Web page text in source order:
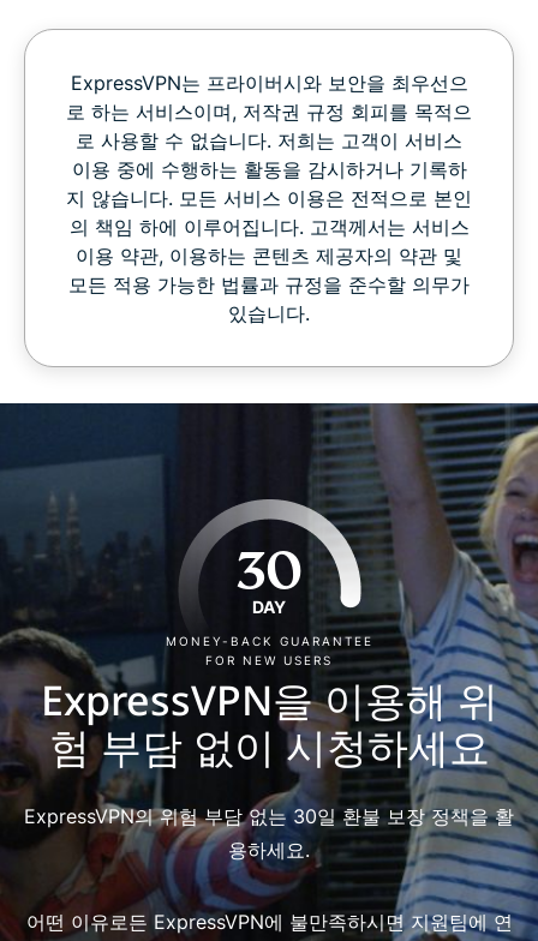
ExpressVPN는 프라이버시와 보안을 최우선으
로 하는 서비스이며, 저작권 규정 회피를 목적으
로 사용할 수 없습니다. 저희는 고객이 서비스
이용 중에 수행하는 활동을 감시하거나 기록하
지 않습니다. 모든 서비스 이용은 전적으로 본인
의 책임 하에 이루어집니다. 고객께서는 서비스
이용 약관, 이용하는 콘텐츠 제공자의 약관 및
모든 적용 가능한 법률과 규정을 준수할 의무가
있습니다.
30
DAY
MONEY-BACK GUARANTEE
FOR NEW USERS
ExpressVPN을 이용해 위
험 부담 없이 시청하세요
ExpressVPN의 위험 부담 없는 30일 환불 보장 정책을 활
용하세요.
어떤 이유로든 ExpressVPN에 불만족하시면 지원팀에 연